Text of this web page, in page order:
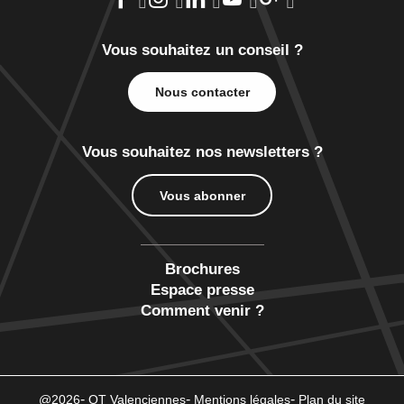
Vous souhaitez un conseil ?
Nous contacter
Vous souhaitez nos newsletters ?
Vous abonner
Brochures
Espace presse
Comment venir ?
@2026 OT Valenciennes Mentions légales Plan du site